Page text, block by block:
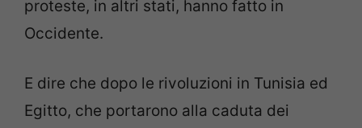
proteste, in altri stati, hanno fatto in
Occidente.
E dire che dopo le rivoluzioni in Tunisia ed
Egitto, che portarono alla caduta dei